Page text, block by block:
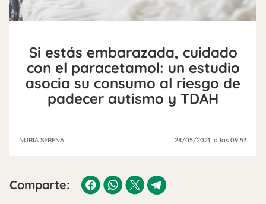
Si estás embarazada, cuidado
con el paracetamol: un estudio
asocia su consumo al riesgo de
padecer autismo y TDAH
NURIA SERENA 28/05/2021 , a las 09:53
Comparte: